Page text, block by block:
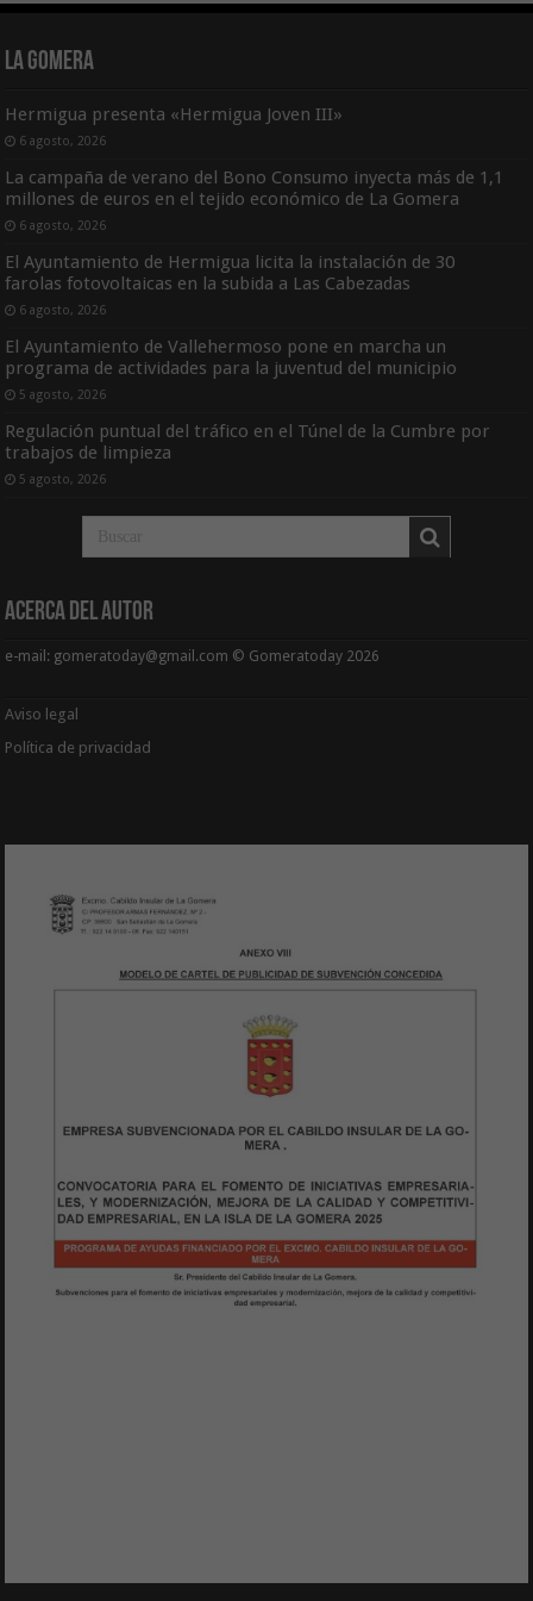
La Gomera
Hermigua presenta «Hermigua Joven III»
6 agosto, 2026
La campaña de verano del Bono Consumo inyecta más de 1,1
millones de euros en el tejido económico de La Gomera
6 agosto, 2026
El Ayuntamiento de Hermigua licita la instalación de 30
farolas fotovoltaicas en la subida a Las Cabezadas
6 agosto, 2026
El Ayuntamiento de Vallehermoso pone en marcha un
programa de actividades para la juventud del municipio
5 agosto, 2026
Regulación puntual del tráfico en el Túnel de la Cumbre por
trabajos de limpieza
5 agosto, 2026
Acerca del Autor
e-mail: gomeratoday@gmail.com © Gomeratoday 2026
Aviso legal
Política de privacidad